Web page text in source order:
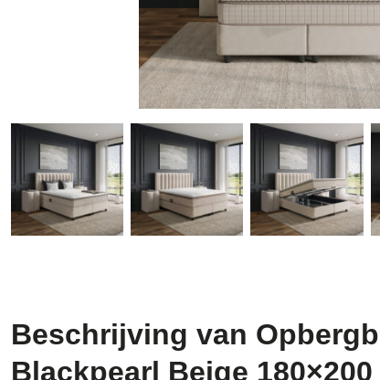
Beschrijving van
Blackpearl Beige 180×200